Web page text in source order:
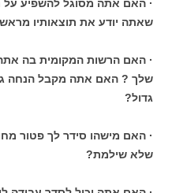
· האם אתה מסוגל להשפיע על
שאתה יודע את תוצאותיו מראש?
· האם הרשות המקומית בה אתה
שלך ? האם אתה מקבל הנחה
גדול?
· האם מישהו סידר לך פטור
שלא שילמת?